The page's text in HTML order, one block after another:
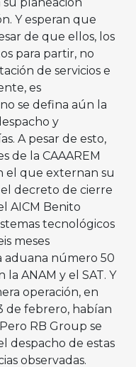
Y esperan que
de que ellos, los
para partir, no
de servicios e
es
se defina aún la
y
A pesar de esto,
de la CAAAREM
el que externan su
decreto de cierre
AICM Benito
tecnológicos
meses
aduana número 50
ANAM y el SAT. Y
operación, en
de febrero, habían
RB Group se
despacho de estas
observadas.